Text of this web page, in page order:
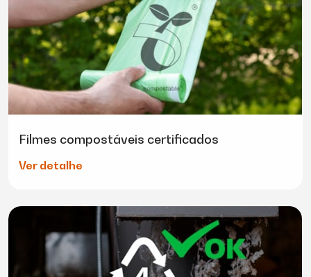
Filmes compostáveis certificados
Ver detalhe